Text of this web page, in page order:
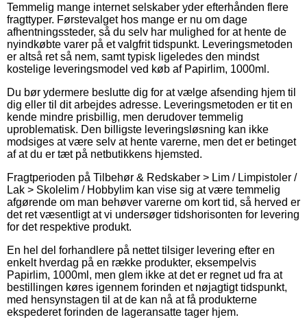
Temmelig mange internet selskaber yder efterhånden flere
fragttyper. Førstevalget hos mange er nu om dage
afhentningssteder, så du selv har mulighed for at hente de
nyindkøbte varer på et valgfrit tidspunkt. Leveringsmetoden
er altså ret så nem, samt typisk ligeledes den mindst
kostelige leveringsmodel ved køb af Papirlim, 1000ml.
Du bør ydermere beslutte dig for at vælge afsending hjem til
dig eller til dit arbejdes adresse. Leveringsmetoden er tit en
kende mindre prisbillig, men derudover temmelig
uproblematisk. Den billigste leveringsløsning kan ikke
modsiges at være selv at hente varerne, men det er betinget
af at du er tæt på netbutikkens hjemsted.
Fragtperioden på Tilbehør & Redskaber > Lim / Limpistoler /
Lak > Skolelim / Hobbylim kan vise sig at være temmelig
afgørende om man behøver varerne om kort tid, så herved er
det ret væsentligt at vi undersøger tidshorisonten for levering
for det respektive produkt.
En hel del forhandlere på nettet tilsiger levering efter en
enkelt hverdag på en række produkter, eksempelvis
Papirlim, 1000ml, men glem ikke at det er regnet ud fra at
bestillingen køres igennem forinden et nøjagtigt tidspunkt,
med hensynstagen til at de kan nå at få produkterne
ekspederet forinden de lageransatte tager hjem.